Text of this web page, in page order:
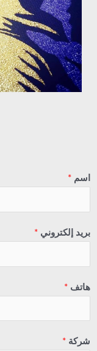
اسم *
بريد إلكتروني *
هاتف *
شركة *